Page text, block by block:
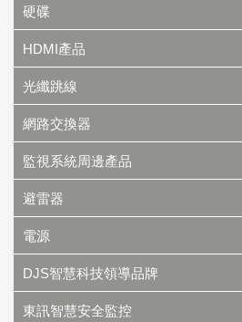
硬碟
HDMI產品
光纖跳線
網路交換器
監視系統周邊產品
避雷器
電源
DJS智慧科技領導品牌
東訊智慧安全監控